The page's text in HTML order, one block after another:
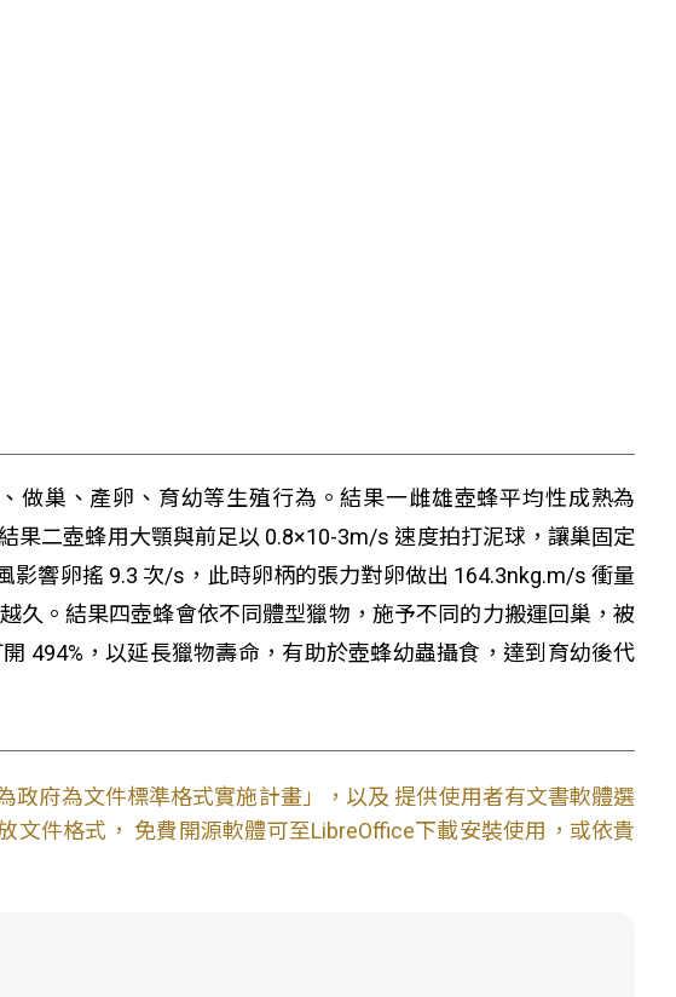
做巢、產卵、育幼等生殖行為。結果一雌雄壺蜂平均性成熟為
果二壺蜂用大顎與前足以 0.8×10-3m/s 速度拍打泥球，讓巢固定
影響卵搖 9.3 次/s，此時卵柄的張力對卵做出 164.3nkg.m/s 衝量
久。結果四壺蜂會依不同體型獵物，施予不同的力搬運回巢，被
494%，以延長獵物壽命，有助於壺蜂幼蟲攝食，達到育幼後代
政府為文件標準格式實施計畫」，以及 提供使用者有文書軟體選
文件格式， 免費開源軟體可至LibreOffice下載安裝使用，或依貴